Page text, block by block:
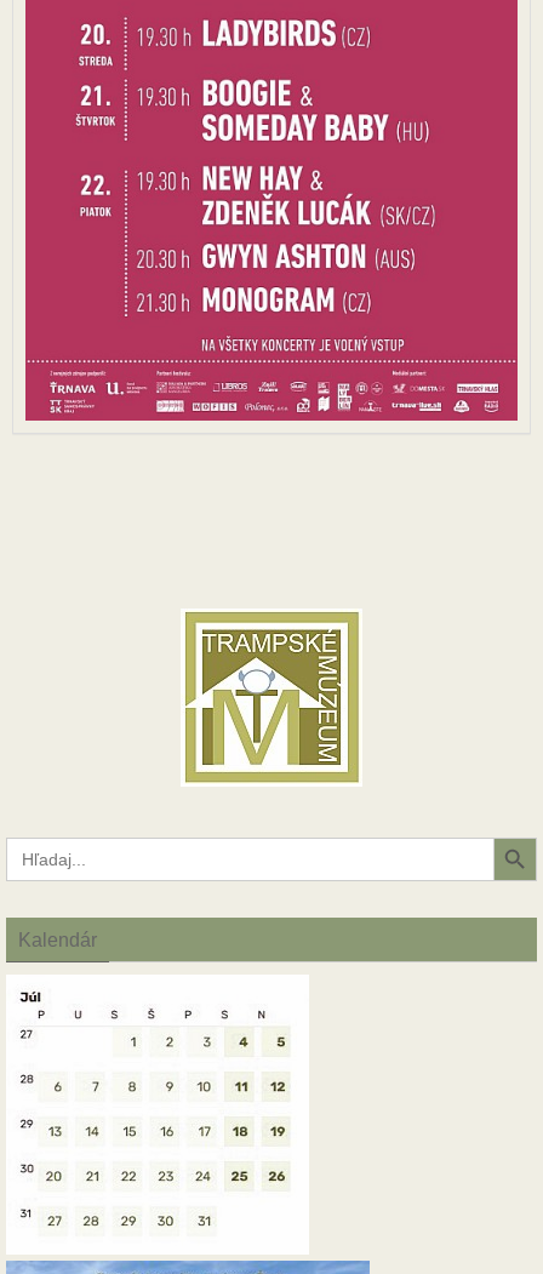
Search
for:
Search Button
Kalendár